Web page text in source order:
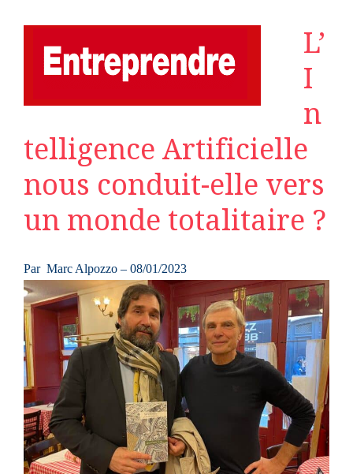
L’
I
n
telligence Artificielle
nous conduit-elle vers
un monde totalitaire ?
Par Marc Alpozzo – 08/01/2023